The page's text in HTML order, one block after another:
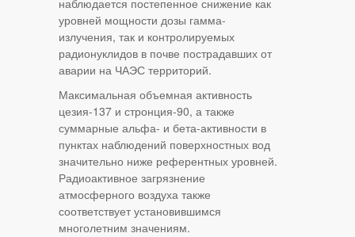
наблюдается постепенное снижение как
уровней мощности дозы гамма-
излучения, так и контролируемых
радионуклидов в почве пострадавших от
аварии на ЧАЭС территорий.
Максимальная объемная активность
цезия-137 и стронция-90, а также
суммарные альфа- и бета-активности в
пунктах наблюдений поверхностных вод
значительно ниже референтных уровней.
Радиоактивное загрязнение
атмосферного воздуха также
соответствует установившимся
многолетним значениям.